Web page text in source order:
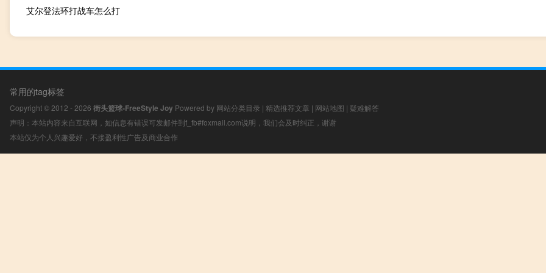
艾尔登法环打战车怎么打
常用的tag标签
Copyright © 2012 - 2026 街头篮球-FreeStyle Joy Powered by 网站分类目录 | 精选推荐文章 | 网站地图 | 疑难解答
声明：本站内容来自互联网，如信息有错误可发邮件到f_fb#foxmail.com说明，我们会及时纠正，谢谢
本站仅为个人兴趣爱好，不接盈利性广告及商业合作